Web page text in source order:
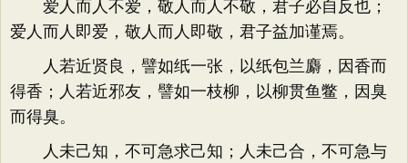
爱人而人不爱，敬人而人不敬，君子必自反也；
爱人而人即爱，敬人而人即敬，君子益加谨焉。
人若近贤良，譬如纸一张，以纸包兰麝，因香而
得香；人若近邪友，譬如一枝柳，以柳贯鱼鳖，因臭
而得臭。
人未己知，不可急求己知；人未己合，不可急与